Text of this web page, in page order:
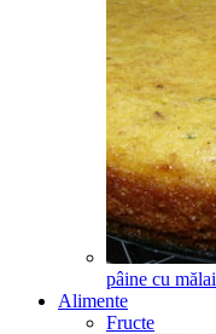
pâine cu mălai
Alimente
Fructe